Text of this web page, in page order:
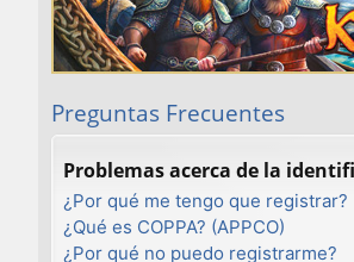
pi
do
Preguntas Frecuentes
Problemas acerca de la
¿Por qué me tengo que registrar?
¿Qué es COPPA? (APPCO)
¿Por qué no puedo registrarme?